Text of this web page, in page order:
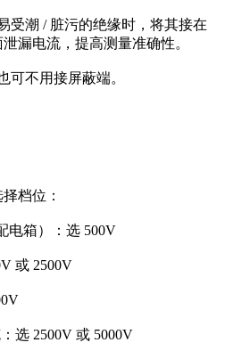
受潮 / 脏污的绝缘时，将其接在
漏电流，提高测量准确性。
可不用接屏蔽端。
档位：
电箱）：选 500V
或 2500V
选 2500V 或 5000V